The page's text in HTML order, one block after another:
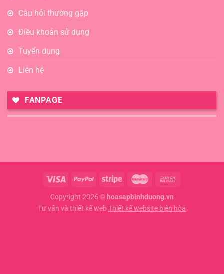
Câu hỏi thường gặp
Điều khoản sử dụng
Tuyển dụng
Liên hệ
FANPAGE
Copyright 2026 © hoasapbinhduong.vn
Tư vấn và thiết kế web Thiết kế website biên hòa